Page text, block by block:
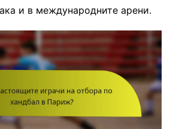
и в международните арени.